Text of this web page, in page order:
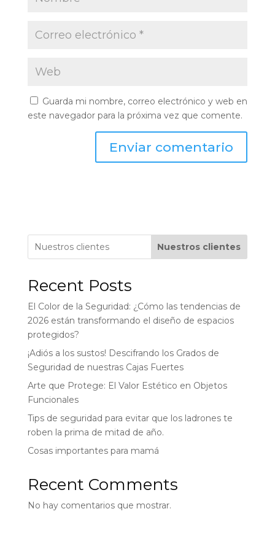
Guarda mi nombre, correo electrónico y web en
este navegador para la próxima vez que comente.
Nuestros clientes
Recent Posts
El Color de la Seguridad: ¿Cómo las tendencias de
2026 están transformando el diseño de espacios
protegidos?
¡Adiós a los sustos! Descifrando los Grados de
Seguridad de nuestras Cajas Fuertes
Arte que Protege: El Valor Estético en Objetos
Funcionales
Tips de seguridad para evitar que los ladrones te
roben la prima de mitad de año.
Cosas importantes para mamá
Recent Comments
No hay comentarios que mostrar.